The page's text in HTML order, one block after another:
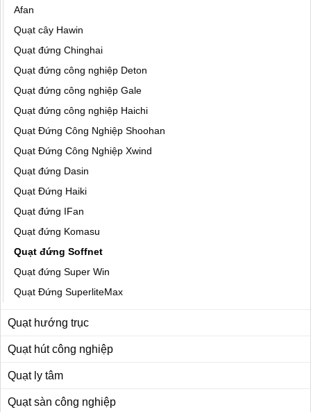
Afan
Quạt cây Hawin
Quạt đứng Chinghai
Quạt đứng công nghiệp Deton
Quạt đứng công nghiệp Gale
Quạt đứng công nghiệp Haichi
Quạt Đứng Công Nghiệp Shoohan
Quạt Đứng Công Nghiệp Xwind
Quạt đứng Dasin
Quạt Đứng Haiki
Quạt đứng IFan
Quạt đứng Komasu
Quạt đứng Soffnet
Quạt đứng Super Win
Quạt Đứng SuperliteMax
Quạt hướng trục
Quạt hút công nghiệp
Quạt ly tâm
Quạt sàn công nghiệp